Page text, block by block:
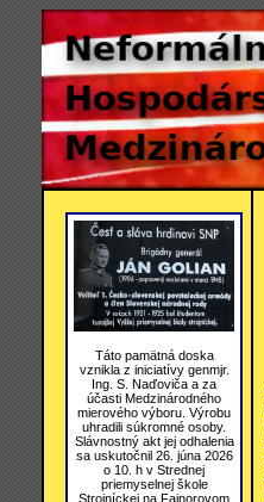
Táto pamätná doska
vznikla z iniciatívy genmjr.
Ing. S. Naďoviča a za
účasti Medzinárodného
mierového výboru. Výrobu
uhradili súkromné osoby.
Slávnostný akt jej odhalenia
sa uskutočnil 26. júna 2026
o 10. h v Strednej
priemyselnej škole
Strojníckej na Fajnorovom